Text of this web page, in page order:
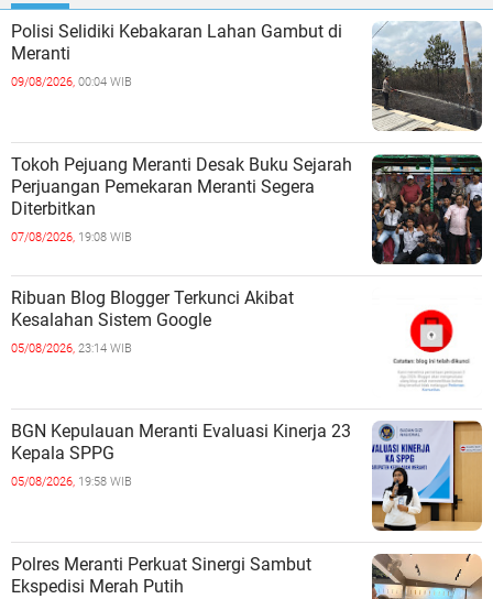
Polisi Selidiki Kebakaran Lahan Gambut di
Meranti
09/08/2026, 00:04 WIB
Tokoh Pejuang Meranti Desak Buku Sejarah
Perjuangan Pemekaran Meranti Segera
Diterbitkan
07/08/2026, 19:08 WIB
Ribuan Blog Blogger Terkunci Akibat
Kesalahan Sistem Google
05/08/2026, 23:14 WIB
BGN Kepulauan Meranti Evaluasi Kinerja 23
Kepala SPPG
05/08/2026, 19:58 WIB
Polres Meranti Perkuat Sinergi Sambut
Ekspedisi Merah Putih